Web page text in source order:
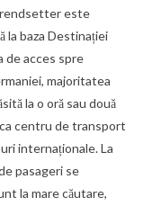
este
la baza Destinației
de acces spre
majoritatea
la o oră sau două
centru de transport
internaționale. La
pasageri se
la mare căutare,